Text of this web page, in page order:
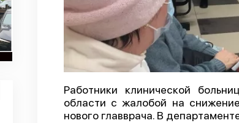
Работники клинической
области с жалобой на
нового главврача. В